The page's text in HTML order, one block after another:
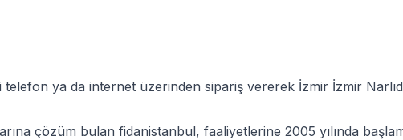
ya da internet üzerinden sipariş vererek İzmir İzmir
çözüm bulan fidanistanbul, faaliyetlerine 2005 yılında